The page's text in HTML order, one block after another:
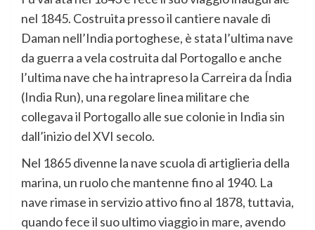
nel 1845. Costruita presso il cantiere navale di
Daman nell’India portoghese, è stata l’ultima nave
da guerra a vela costruita dal Portogallo e anche
l’ultima nave che ha intrapreso la Carreira da Índia
(India Run), una regolare linea militare che
collegava il Portogallo alle sue colonie in India sin
dall’inizio del XVI secolo.
Nel 1865 divenne la nave scuola di artiglieria della
marina, un ruolo che mantenne fino al 1940. La
nave rimase in servizio attivo fino al 1878, tuttavia,
quando fece il suo ultimo viaggio in mare, avendo